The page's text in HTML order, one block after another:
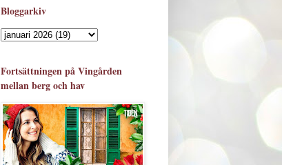
Bloggarkiv
Fortsättningen på Vingården
mellan berg och hav